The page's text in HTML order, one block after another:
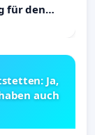
für den
Ja,
auch